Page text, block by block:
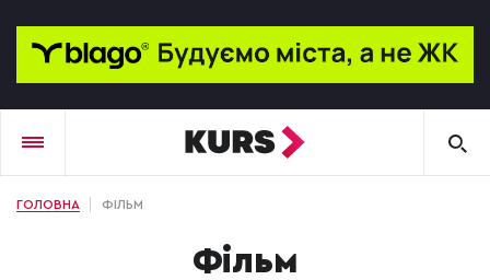
ГОЛОВНА ФІЛЬМ
фільм